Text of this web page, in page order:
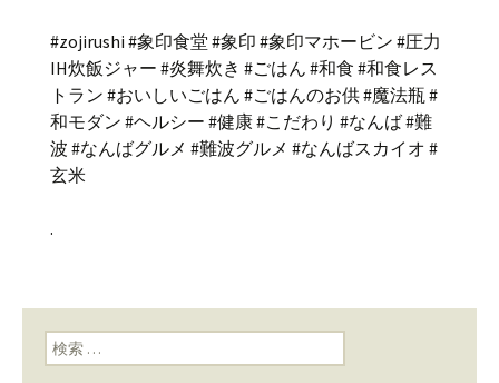
#zojirushi #象印食堂 #象印 #象印マホービン #圧力
IH炊飯ジャー #炎舞炊き #ごはん #和食 #和食レス
トラン #おいしいごはん #ごはんのお供 #魔法瓶 #
和モダン #ヘルシー #健康 #こだわり #なんば #難
波 #なんばグルメ #難波グルメ #なんばスカイオ #
玄米
.
検索: